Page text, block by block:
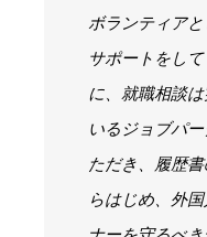
ボランティア
サポートをし
に、就職相談
いるジョブパ
ただき、履歴
らはじめ、外